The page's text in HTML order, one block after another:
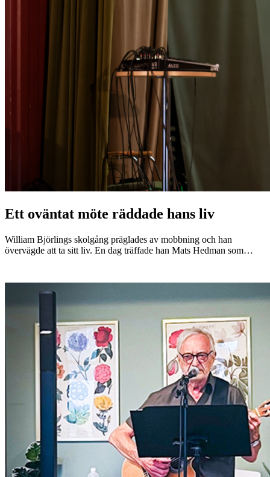
Ett oväntat möte räddade hans liv
William Björlings skolgång präglades av mobbning och han
övervägde att ta sitt liv. En dag träffade han Mats Hedman som…